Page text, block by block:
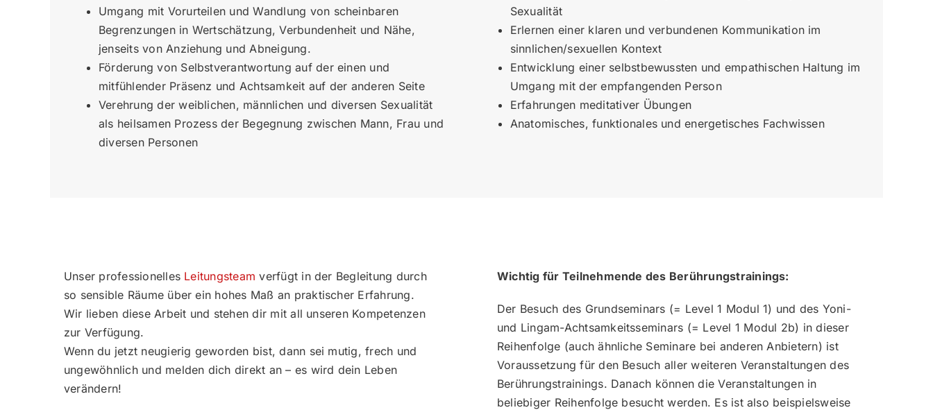
Umgang mit Vorurteilen und Wandlung von scheinbaren
Begrenzungen in Wertschätzung, Verbundenheit und Nähe,
jenseits von Anziehung und Abneigung.
Förderung von Selbstverantwortung auf der einen und
mitfühlender Präsenz und Achtsamkeit auf der anderen Seite
Verehrung der weiblichen, männlichen und diversen Sexualität
als heilsamen Prozess der Begegnung zwischen Mann, Frau und
diversen Personen
Sexualität
Erlernen einer klaren und verbundenen Kommunikation im
sinnlichen/sexuellen Kontext
Entwicklung einer selbstbewussten und empathischen Haltung im
Umgang mit der empfangenden Person
Erfahrungen meditativer Übungen
Anatomisches, funktionales und energetisches Fachwissen
Unser professionelles Leitungsteam verfügt in der Begleitung durch
so sensible Räume über ein hohes Maß an praktischer Erfahrung.
Wir lieben diese Arbeit und stehen dir mit all unseren Kompetenzen
zur Verfügung.
Wenn du jetzt neugierig geworden bist, dann sei mutig, frech und
ungewöhnlich und melden dich direkt an – es wird dein Leben
verändern!
Wichtig für Teilnehmende des Berührungstrainings:
Der Besuch des Grundseminars (= Level 1 Modul 1) und des Yoni-
und Lingam-Achtsamkeitsseminars (= Level 1 Modul 2b) in dieser
Reihenfolge (auch ähnliche Seminare bei anderen Anbietern) ist
Voraussetzung für den Besuch aller weiteren Veranstaltungen des
Berührungstrainings. Danach können die Veranstaltungen in
beliebiger Reihenfolge besucht werden. Es ist also beispielsweise